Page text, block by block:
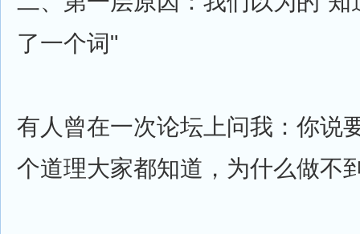
了一个词"
有人曾在一次论坛上问我：你说
个道理大家都知道，为什么做不